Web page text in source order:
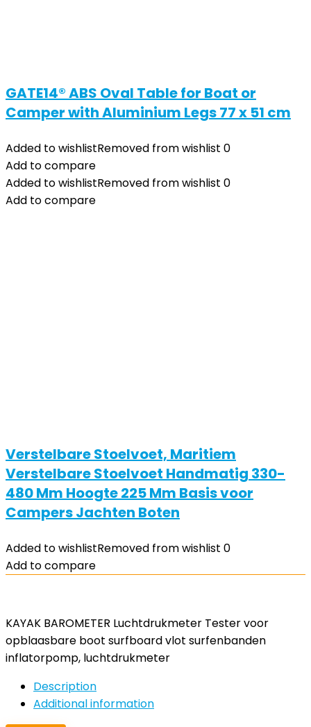
GATE14® ABS Oval Table for Boat or
Camper with Aluminium Legs 77 x 51 cm
Added to wishlistRemoved from wishlist 0
Add to compare
Added to wishlistRemoved from wishlist 0
Add to compare
Verstelbare Stoelvoet, Maritiem
Verstelbare Stoelvoet Handmatig 330-
480 Mm Hoogte 225 Mm Basis voor
Campers Jachten Boten
Added to wishlistRemoved from wishlist 0
Add to compare
KAYAK BAROMETER Luchtdrukmeter Tester voor
opblaasbare boot surfboard vlot surfenbanden
inflatorpomp, luchtdrukmeter
Description
Additional information